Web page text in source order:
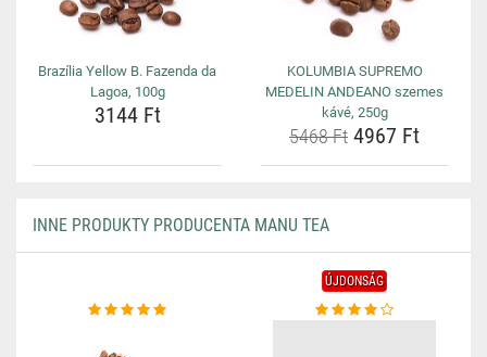
Brazília Yellow B. Fazenda da
Lagoa, 100g
3144 Ft
KOLUMBIA SUPREMO
MEDELIN ANDEANO szemes
kávé, 250g
5468 Ft 4967 Ft
INNE PRODUKTY PRODUCENTA MANU TEA
ÚJDONSÁG